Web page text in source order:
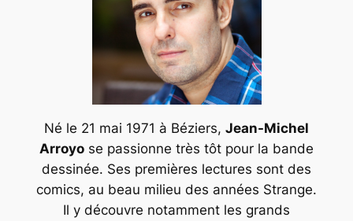
Né le 21 mai 1971 à Béziers, Jean-Michel
Arroyo se passionne très tôt pour la bande
dessinée. Ses premières lectures sont des
comics, au beau milieu des années Strange.
Il y découvre notamment les grands